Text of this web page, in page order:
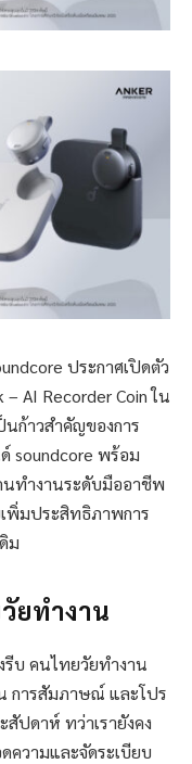
ประกาศเปิดตัว
AI Recorder Coin ใน
ก้าวสำคัญของการ
soundcore พร้อม
ทำงานระดับมืออาชีพ
พิ่มประสิทธิภาพการ
ม
ยทำงาน
รีบ คนไทยวัยทำงาน
การสัมภาษณ์ และโปร
ปดาห์ ทว่าเรายังคง
ความและจัดระเบียบ